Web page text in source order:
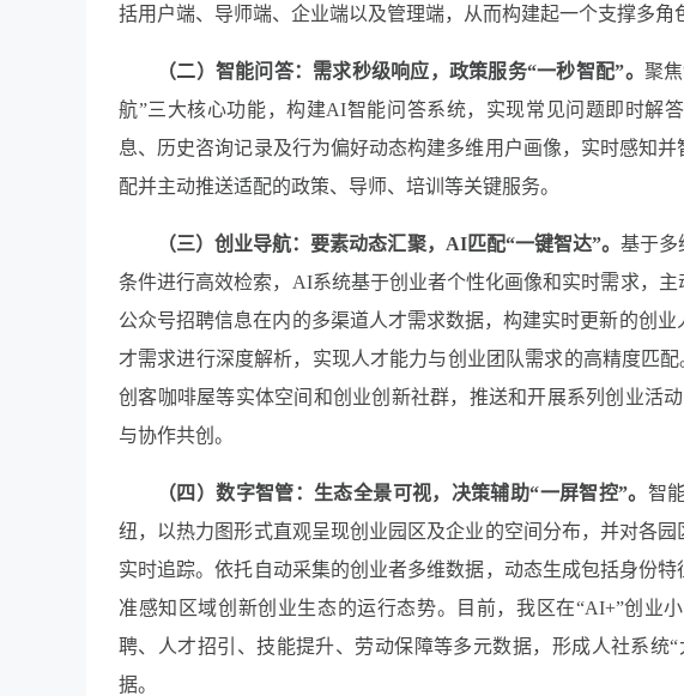
括用户端、导师端、企业端以及管理端，从而构建起一个支撑多角
（二） 智能问答：需求秒级响应，政策服务“一秒智配”。 聚
航”三大核心功能，构建AI智能问答系统，实现常见问题即时解
息、历史咨询记录及行为偏好动态构建多维用户画像，实时感知
配并主动推送适配的政策、导师、培训等关键服务。
（三）创业导航：要素动态汇聚， AI匹配“一键智达”。 基于多
条件进行高效检索，AI系统基于创业者个性化画像和实时需求，
公众号招聘信息在内的多渠道人才需求数据，构建实时更新的创
才需求进行深度解析，实现人才能力与创业团队需求的高精度匹
创客咖啡屋等实体空间和创业创新社群，推送和开展系列创业活动
与协作共创。
（ 四 ）数字智管：生态全景可视，决策辅助“一屏智控”。 智
纽，以热力图形式直观呈现创业园区及企业的空间分布，并对各
实时追踪。依托自动采集的创业者多维数据，动态生成包括身份
准感知区域创新创业生态的运行态势。目前，我区在“AI+”创业
聘、人才招引、技能提升、劳动保障等多元数据，形成人社系统
据。